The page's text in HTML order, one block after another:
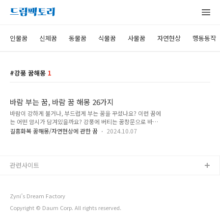
인물꿈 신체꿈 동물꿈 식물꿈 사물꿈 자연현상 행동동작
강풍 꿈해몽 1
바람 부는 꿈, 바람 꿈 해몽 26가지
바람이 강하게 불거나, 부드럽게 부는 꿈을 꾸셨나요? 이런 꿈에
는 어떤 암시가 담겨있을까요? 강풍에 버티는 꿈창문으로 바람
이 들어오는 꿈강풍 꿈해몽바람소리 꿈바람맞는 꿈먼지바람 꿈
내는 상황을 암시합니다. 2. 창문으로 바람이 들어오는 꿈 이 꿈
몽 이 꿈은 모든 일에 의욕을 상실하게 되거나, 소극적으로 행동
하게 될 것을 암시합니다. 혹..
길흉화복 꿈해몽/자연현상에 관한 꿈 2024.10.07
Zyni’s Dream Factory
Copyright © Daum Corp. All rights reserved.
관련사이트